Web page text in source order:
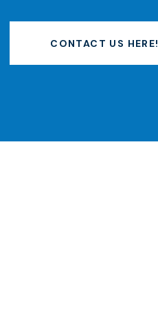
CONTACT US HERE!